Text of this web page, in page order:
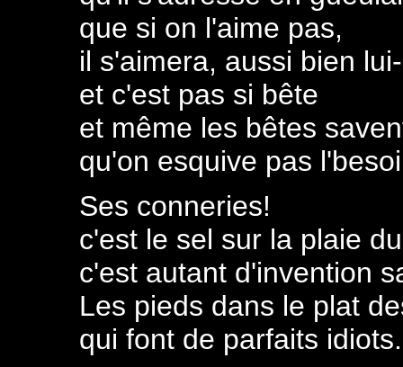
que si on l'aime pas,
il s'aimera, aussi bien
et c'est pas si bête
et même les bêtes
qu'on esquive pas
Ses conneries!
c'est le sel sur la plaie
c'est autant d'invention
Les pieds dans le plat
qui font de parfaits idiots.